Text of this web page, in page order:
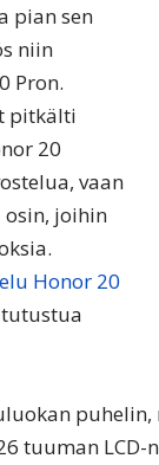
pian sen
niin
Pron.
pitkälti
20
vaan
joihin
Honor 20
tutustua
tuuman